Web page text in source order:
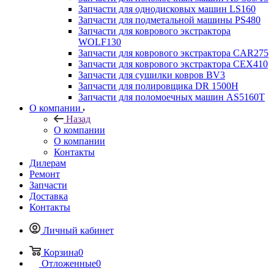
Запчасти для однодисковых машин LS160
Запчасти для подметальной машины PS480
Запчасти для коврового экстрактора
WOLF130
Запчасти для коврового экстрактора CAR275
Запчасти для коврового экстрактора CEX410
Запчасти для сушилки ковров BV3
Запчасти для полировщика DR 1500H
Запчасти для поломоечных машин AS5160T
О компании
Назад
О компании
О компании
Контакты
Дилерам
Ремонт
Запчасти
Доставка
Контакты
Личный кабинет
Корзина0
Отложенные0